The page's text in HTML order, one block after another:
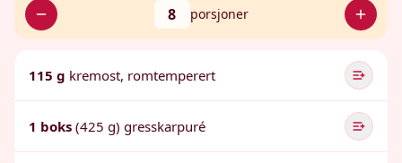
8 porsjoner
115 g kremost, romtemperert
1 boks (425 g) gresskarpuré